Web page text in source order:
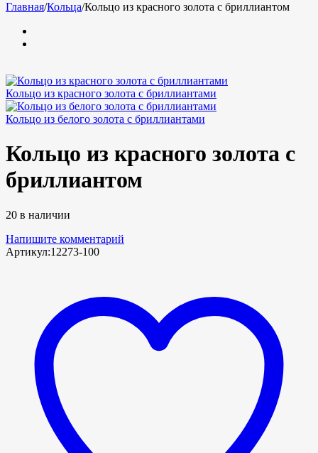
Главная/Кольца/Кольцо из красного золота с бриллиантом
Кольцо из красного золота с бриллиантами
Кольцо из белого золота с бриллиантами
Кольцо из красного золота с
бриллиантом
20 в наличии
Напишите комментарий
Артикул:12273-100